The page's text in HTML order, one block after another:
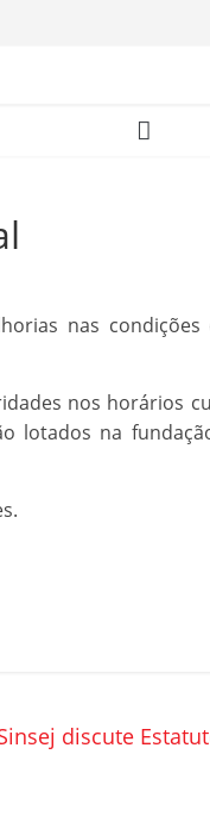
nas
nos horários
lotados na
discute